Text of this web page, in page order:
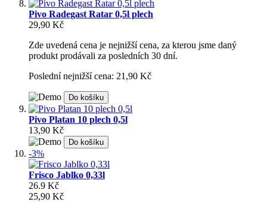
Pivo Radegast Ratar 0,5l plech
29,90 Kč
Zde uvedená cena je nejnižší cena, za kterou jsme daný
produkt prodávali za posledních 30 dní.
Poslední nejnižší cena: 21,90 Kč
Do košíku
Pivo Platan 10 plech 0,5l
13,90 Kč
Do košíku
-3%
Frisco Jablko 0,33l
26.9 Kč
25,90 Kč